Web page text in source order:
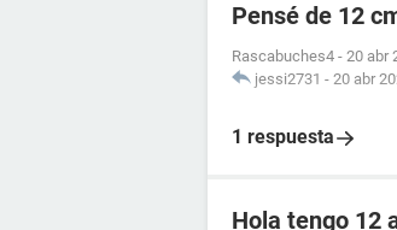
Pensé de 12
Rascabuches4 - 20 abr
jessi2731 - 20 abr
1 respuesta
Hola tengo 12